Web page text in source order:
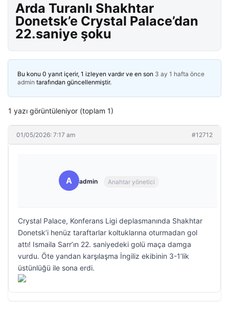
Arda Turanlı Shakhtar
Donetsk’e Crystal Palace’dan
22.saniye şoku
Bu konu 0 yanıt içerir, 1 izleyen vardır ve en son 3 ay 1 hafta önce
admin tarafından güncellenmiştir.
1 yazı görüntüleniyor (toplam 1)
01/05/2026: 7:17 am #12712
A admin Anahtar yönetici
Crystal Palace, Konferans Ligi deplasmanında Shakhtar
Donetsk’i henüz taraftarlar koltuklarına oturmadan gol
attı! Ismaila Sarr’ın 22. saniyedeki golü maça damga
vurdu. Öte yandan karşılaşma İngiliz ekibinin 3-1’lik
üstünlüğü ile sona erdi.